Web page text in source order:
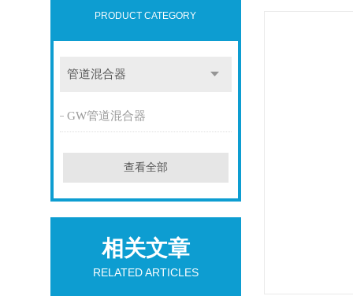
PRODUCT CATEGORY
管道混合器
GW管道混合器
查看全部
相关文章
RELATED ARTICLES